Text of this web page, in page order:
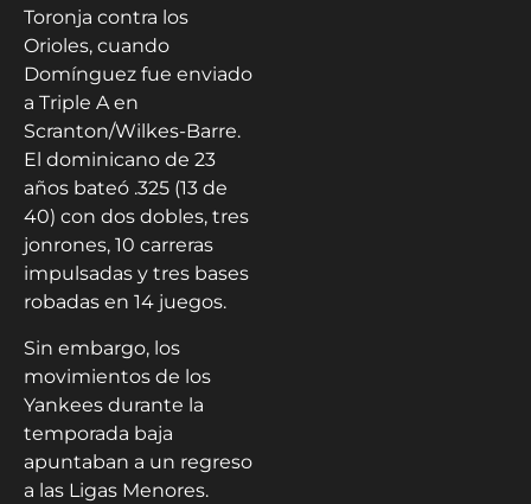
Toronja contra los
Orioles, cuando
Domínguez fue enviado
a Triple A en
Scranton/Wilkes-Barre.
El dominicano de 23
años bateó .325 (13 de
40) con dos dobles, tres
jonrones, 10 carreras
impulsadas y tres bases
robadas en 14 juegos.
Sin embargo, los
movimientos de los
Yankees durante la
temporada baja
apuntaban a un regreso
a las Ligas Menores.